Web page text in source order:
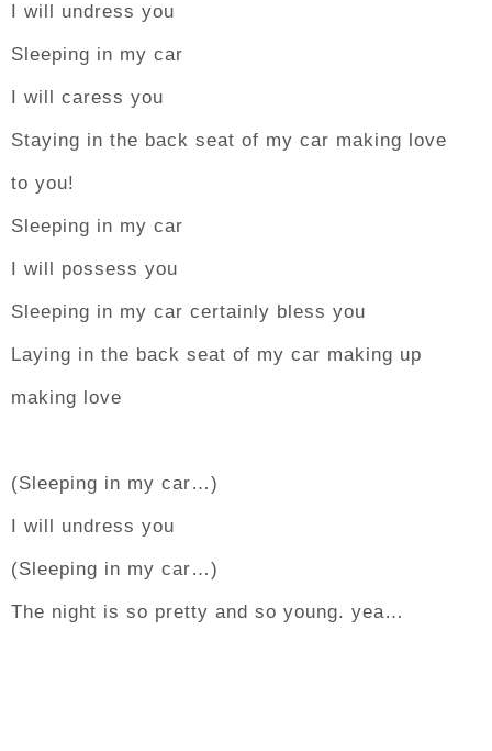
I will undress you
Sleeping in my car
I will caress you
Staying in the back seat of my car making love
to you!
Sleeping in my car
I will possess you
Sleeping in my car certainly bless you
Laying in the back seat of my car making up
making love
(Sleeping in my car…)
I will undress you
(Sleeping in my car…)
The night is so pretty and so young. yea…